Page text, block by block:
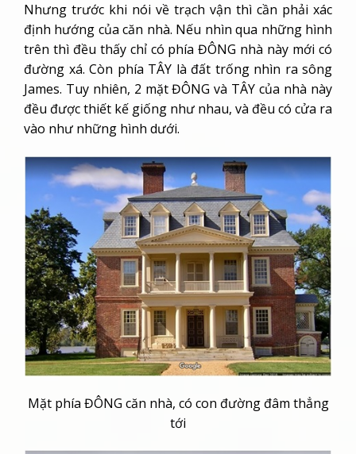
Nhưng trước khi nói về trạch vận thì cần phải xác
định hướng của căn nhà. Nếu nhìn qua những hình
trên thì đều thấy chỉ có phía ĐÔNG nhà này mới có
đường xá. Còn phía TÂY là đất trống nhìn ra sông
James. Tuy nhiên, 2 mặt ĐÔNG và TÂY của nhà này
đều được thiết kế giống như nhau, và đều có cửa ra
vào như những hình dưới.
Mặt phía ĐÔNG căn nhà, có con đường đâm thẳng
tới